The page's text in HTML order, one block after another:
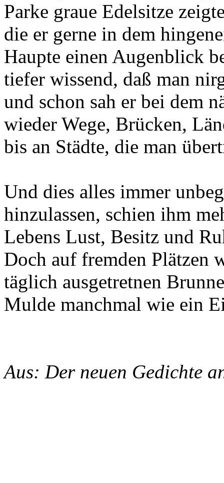
Parke graue Edelsitze
die er gerne in dem
Haupte einen Augenblick
tiefer wissend, daß man
und schon sah er bei dem
wieder Wege, Brücken,
bis an Städte, die man
Und dies alles immer
hinzulassen, schien ihm
Lebens Lust, Besitz und
Doch auf fremden Plätzen
täglich ausgetretnen
Mulde manchmal wie ein
Aus: Der neuen Gedichte